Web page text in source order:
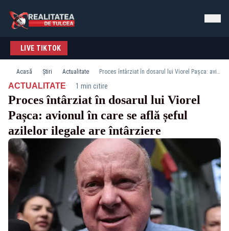
LIVE TIKTOK
Acasă Știri Actualitate Proces întârziat în dosarul lui Viorel Pașca: avionul în care se află șeful azilelor ilegale are întârziere
ACTUALITATE· 1 min citire
Proces întârziat în dosarul lui Viorel
Pașca: avionul în care se află șeful
azilelor ilegale are întârziere